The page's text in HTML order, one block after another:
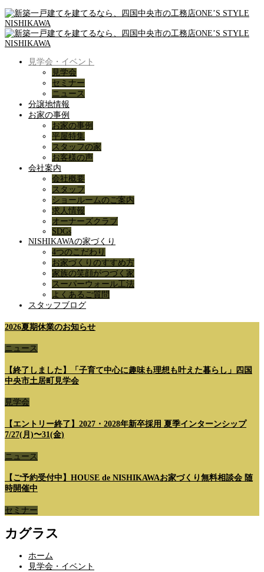
見学会・イベント
見学会
セミナー
ニュース
分譲地情報
お家の事例
お家の事例
平屋特集
スタッフの家
お客様の声
会社案内
会社概要
スタッフ
ショールームのご案内
求人情報
オーナーズクラブ
SDGs
NISHIKAWAの家づくり
4つのこだわり
お家づくりのすすめ方
家族の笑顔がつづく家
スーパーウォール工法
よくあるご質問
スタッフブログ
2026夏期休業のお知らせ
ニュース
【終了しました】「子育て中心に趣味も理想も叶えた暮らし」四国
中央市土居町見学会
見学会
【エントリー終了】2027・2028年新卒採用 夏季インターンシップ
7/27(月)〜31(金)
ニュース
【ご予約受付中】HOUSE de NISHIKAWAお家づくり無料相談会 随
時開催中
セミナー
カグラス
ホーム
見学会・イベント